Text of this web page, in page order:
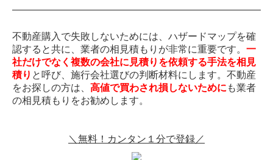
不動産購入で失敗しないためには、ハザードマップを確
認すると共に、業者の相見積もりが非常に重要です。 一
社だけでなく複数の会社に見積りを依頼する手法を相見
積り と呼び、施行会社選びの判断材料にします。不動産
をお探しの方は、 高値で買わされ損しないために も業者
の相見積もりをお勧めします。
＼無料！カンタン１分で登録／